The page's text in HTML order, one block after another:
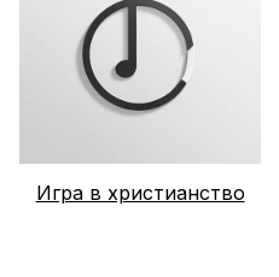
Игра в христианство